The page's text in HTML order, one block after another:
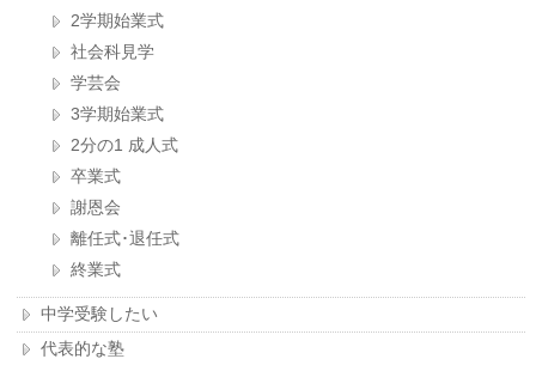
2学期始業式
社会科見学
学芸会
3学期始業式
2分の1 成人式
卒業式
謝恩会
離任式･退任式
終業式
中学受験したい
代表的な塾